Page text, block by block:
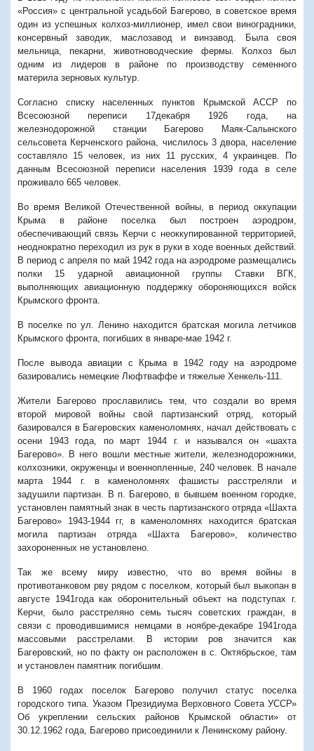
«Россия» с центральной усадьбой Багерово
в советское время
один из успешных колхоз-миллионер, имел свои виноградники,
консервный заводик, маслозавод и винзавод. Была своя
мельница, пекарни, животноводческие фермы. Колхоз был
одним из лидеров в районе по производству семенного
материла зерновых культур.
Согласно списку населенных пунктов Крымской АССР по
Всесоюзной переписи 17декабря 1926 года, на
железнодорожной станции Багерово Маяк-Салынского
сельсовета Керченского района, числилось 3 двора, население
составляло 15 человек, из них 11 русских, 4 украинцев. По
данным Всесоюзной переписи населения 1939 года в селе
проживало 665 человек.
Во время Великой Отечественной войны, в период оккупации
Крыма в районе поселка был построен аэродром,
обеспечивающий связь Керчи с неоккупированной территорией,
неоднократно переходил из рук в руки в ходе военных действий.
В период с апреля по май 1942 года на аэродроме размещались
полки 15 ударной авиационной группы Ставки ВГК,
выполняющих авиационную поддержку обороняющихся войск
Крымского фронта.
В поселке по ул. Ленино находится братская могила летчиков
Крымского фронта, погибших в январе-мае 1942 г.
После вывода авиации с Крыма в 1942 году на аэродроме
базировались немецкие Люфтваффе и тяжелые Хенкель-111.
Жители Багерово прославились тем, что создали во время
второй мировой войны свой партизанский отряд, который
базировался в Багеровских каменоломнях, начал действовать с
осени 1943 года, по март 1944 г. и назывался он «шахта
Багерово». В него вошли местные жители, железнодорожники,
колхозники, окруженцы и военнопленные, 240 человек. В начале
марта 1944 г. в каменоломнях фашисты расстреляли и
задушили партизан. В п. Багерово, в бывшем военном городке,
установлен памятный знак в честь партизанского отряда «Шахта
Багерово» 1943-1944 гг, в каменоломнях находится братская
могила партизан отряда «Шахта Багерово», количество
захороненных не установлено.
Так же всему миру известно, что во время войны в
противотанковом рву рядом с поселком, который был выкопан в
августе 1941года как оборонительный объект на подступах г.
Керчи, было расстреляно семь тысяч советских граждан, в
связи с проводившимися немцами в ноябре-декабре 1941года
массовыми расстрелами. В истории ров значится как
Багеровский, но по факту он расположен в с. Октябрьское, там
и установлен памятник погибшим.
В 1960 годах поселок Багерово получил статус поселка
городского типа. Указом Президиума Верховного Совета УССР»
Об укреплении сельских районов Крымской области» от
30.12.1962 года, Багерово присоединили к Ленинскому району.